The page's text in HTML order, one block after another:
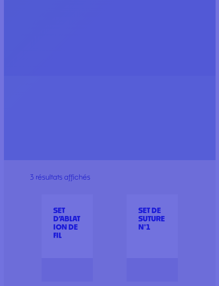
3 résultats affichés
SET
D’ABLAT
ION DE
FIL
SET DE
SUTURE
N°1